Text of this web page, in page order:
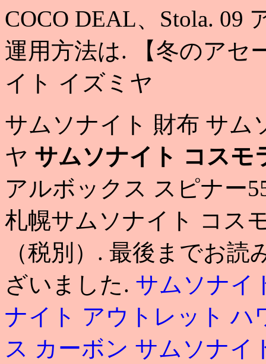
COCO DEAL、Stola. 09
運用方法は. 【冬のアセ
イト イズミヤ
サムソナイト 財布 サム
ヤ サムソナイト コスモ
アルボックス スピナー
札幌サムソナイト コス
（税別）. 最後までお
ざいました. サムソナイ
ナイト アウトレット ハ
ス カーボン サムソナイ